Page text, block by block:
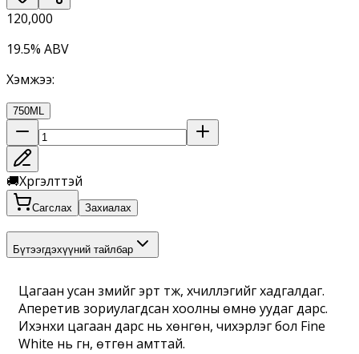
120,000
19.5% ABV
Хэмжээ:
750ML
🚚Хүргэлттэй
Сагслах Захиалах
Бүтээгдэхүүний тайлбар
Цагаан усан үзмийг эрт түүж, хүчиллэгийг хадгалдаг.
Аперетив зориулагдсан хоолны өмнө уудаг дарс.
Ихэнхи цагаан дарс нь хөнгөн, чихэрлэг бол Fine
White нь гүн, өтгөн амттай.